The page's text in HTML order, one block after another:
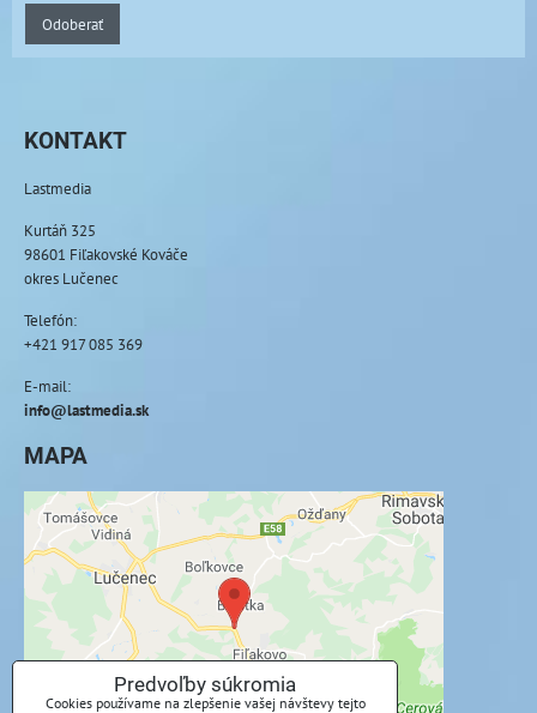
Odoberať
KONTAKT
Lastmedia
Kurtáň 325
98601 Fiľakovské Kováče
okres Lučenec
Telefón:
+421 917 085 369
E-mail:
info@lastmedia.sk
MAPA
Externý obsah je blokovaný Voľbami
súkromia
Prajete si načítať externý obsah?
Povoliť tentokrát
Predvoľby súkromia
Cookies používame na zlepšenie vašej návštevy tejto